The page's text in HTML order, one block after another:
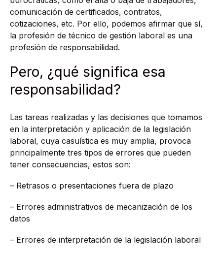
comunicación de certificados, contratos,
cotizaciones, etc. Por ello, podemos afirmar que sí,
la profesión de técnico de gestión laboral es una
profesión de responsabilidad.
Pero, ¿qué significa esa
responsabilidad?
Las tareas realizadas y las decisiones que tomamos
en la interpretación y aplicación de la legislación
laboral, cuya casuística es muy amplia, provoca
principalmente tres tipos de errores que pueden
tener consecuencias, estos son:
– Retrasos o presentaciones fuera de plazo
– Errores administrativos de mecanización de los
datos
– Errores de interpretación de la legislación laboral